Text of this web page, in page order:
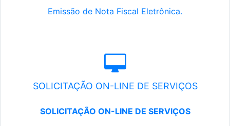
Emissão de Nota Fiscal Eletrônica.
SOLICITAÇÃO ON-LINE DE SERVIÇOS
SOLICITAÇÃO ON-LINE DE SERVIÇOS